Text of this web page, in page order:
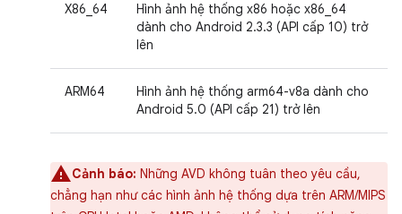
X86_64
Hình ảnh hệ thống x86 hoặc x86_64
dành cho Android 2.3.3 (API cấp 10) trở
lên
ARM64
Hình ảnh hệ thống arm64-v8a dành cho
Android 5.0 (API cấp 21) trở lên
Cảnh báo: Những AVD không tuân theo yêu cầu,
chẳng hạn như các hình ảnh hệ thống dựa trên ARM/MIPS